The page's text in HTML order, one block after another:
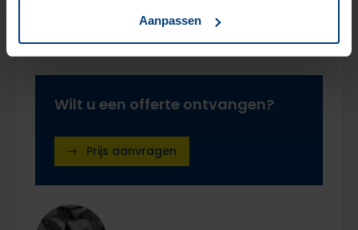
Aanpassen
16/32 mm
Wilt u een offerte ontvangen?
Prijs aanvragen